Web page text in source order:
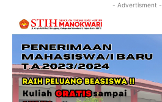
- Advertisment -